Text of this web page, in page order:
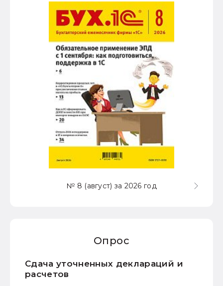
№ 8 (август) за 2026 год
Опрос
Сдача уточненных деклараций и
расчетов